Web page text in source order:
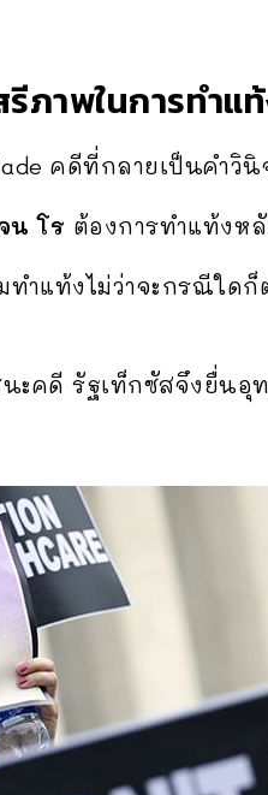
รีภาพในการทำ
คดีที่กลายเป็นคำวิ
น โร ต้องการทำแท้งห
ำแท้งไม่ว่าจะกรณีใด
นะคดี รัฐเท็กซัสจึงยื่น